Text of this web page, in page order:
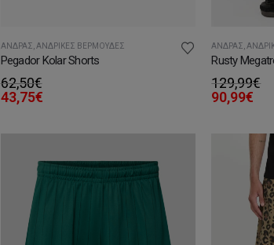
ΆΝΔΡΑΣ,ΑΝΔΡΙΚΈΣ ΒΕΡΜΟΎΔΕΣ
Pegador Kolar Shorts
62,50€
43,75€
ΆΝΔΡΑΣ,
Rusty
129,99€
90,99€